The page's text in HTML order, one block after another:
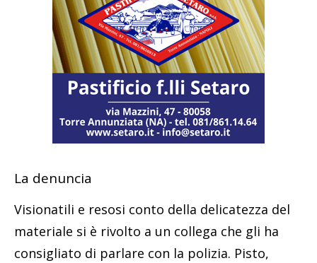
La denuncia
Visionatili e resosi conto della delicatezza del
materiale si è rivolto a un collega che gli ha
consigliato di parlare con la polizia. Pisto,